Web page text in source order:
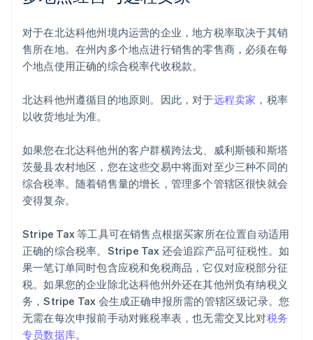
对于在北达科他州境内运营的企业，地方税率取决于其销
售所在地。在州内多个地点进行销售的零售商，必须在每
个地点使用正确的综合税率代收税款。
北达科他州遵循目的地原则。因此，对于远程卖家 ，税率
以收货地址为准。
如果您在北达科他州的客户群横跨法戈、威利斯顿和斯塔
茨曼县农村地区，您在这些交易中将面对至少三种不同的
综合税率。随着销售量的增长，管理多个管辖区很快就会
变得复杂。
Stripe Tax 等工具可在销售点根据买家所在位置自动适用
正确的综合税率。Stripe Tax 还会追踪产品可征税性。如
果一笔订单同时包含应税和免税商品，它仅对应税部分征
税。如果您的企业除北达科他州外还在其他州负有纳税义
务，Stripe Tax 会生成正确申报所需的管辖区级记录。您
无需在每次申报前手动对账税率表，也无需交叉比对税务
专员数据库。